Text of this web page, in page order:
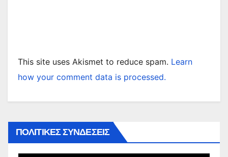
This site uses Akismet to reduce spam. Learn
how your comment data is processed.
ΠΟΛΙΤΙΚΕΣ ΣΥΝΔΕΣΕΙΣ